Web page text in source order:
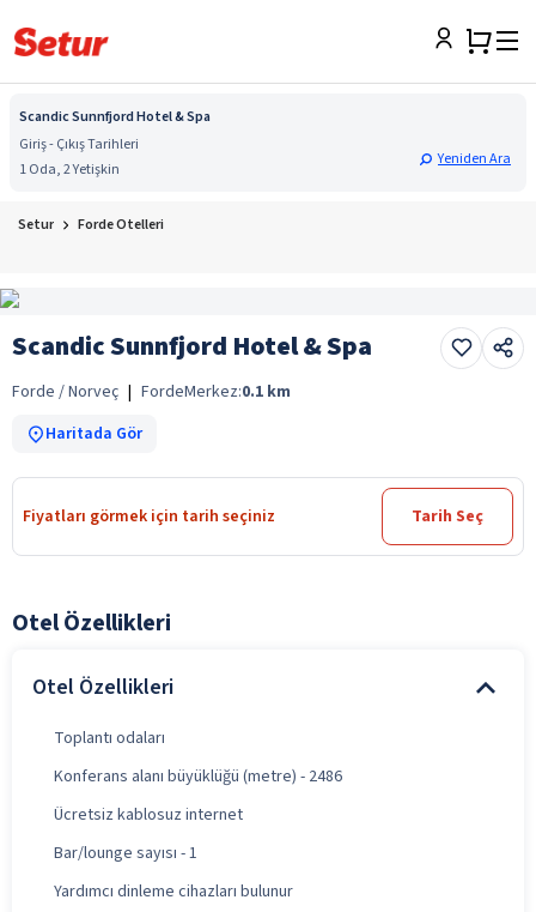
Scandic Sunnfjord Hotel & Spa
Giriş - Çıkış Tarihleri
1 Oda, 2 Yetişkin
Yeniden Ara
Setur Forde Otelleri
Scandic Sunnfjord Hotel & Spa
Forde / Norveç | FordeMerkez:0.1 km
Haritada Gör
Fiyatları görmek için tarih seçiniz Tarih Seç
Otel Özellikleri
Otel Özellikleri
Toplantı odaları
Konferans alanı büyüklüğü (metre) - 2486
Ücretsiz kablosuz internet
Bar/lounge sayısı - 1
Yardımcı dinleme cihazları bulunur